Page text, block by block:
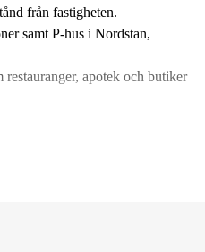
från fastigheten.
samt P-hus i Nordstan,
apotek och butiker